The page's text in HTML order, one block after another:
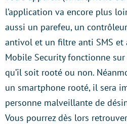
l’application va encore plus
aussi un parefeu, un
antivol et un filtre anti SMS et
Mobile Security fonctionne sur
qu’il soit rooté ou non.
un smartphone rooté, il sera
personne malveillante de
Vous pourrez dès lors